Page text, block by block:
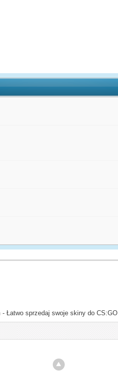
Łatwo sprzedaj swoje skiny do CS:GO